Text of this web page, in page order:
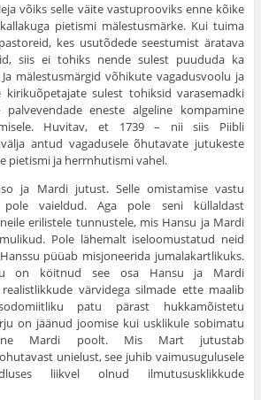
võiks selle väite vastuprooviks enne kõike
pietismi mälestus­märke. Kui tuima
kes usutõdede seestumist äratava
siis ei tohiks nende sulest puududa ka
mälestus­märgid võhikute vagadusvoolu ja
kiriku­õpetajate sulest tohiksid varasemadki
eneste algeline kompamine
Huvitav, et 1739 – nii siis Piibli
antud vagadusele õhutavate jutukeste
pietismi ja herrnhutismi vahel.
ja Mardi jutust. Selle omistamise vastu
pole vaieldud. Aga pole seni küllaldast
erilistele tunnustele, mis Hansu ja Mardi
Pole lähemalt iseloomustatud neid
püüab misjoneerida jumalakartlikuks.
on köitnud see osa Hansu ja Mardi
vär­videga silmade ette maalib
patu pärast hukkamõistetu
on jäänud joo­mise kui usklikule sobimatu
Mardi poolt. Mis Mart jutustab
unielust, see juhib vaimusugulusele
liikvel olnud ilmutususklikkude